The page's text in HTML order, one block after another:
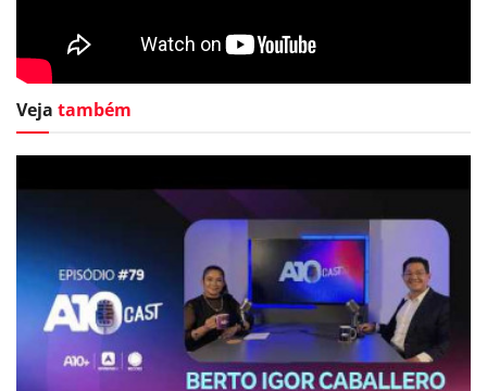
Veja também